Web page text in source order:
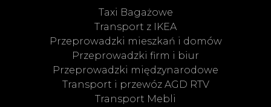
Taxi Bagażowe
Transport z IKEA
Przeprowadzki mieszkań i domów
Przeprowadzki firm i biur
Przeprowadzki międzynarodowe
Transport i przewóz AGD RTV
Transport Mebli